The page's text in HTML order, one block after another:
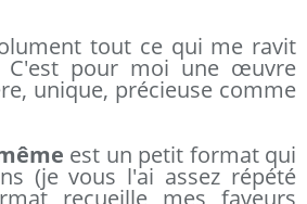
tout ce qui me ravit
C'est pour moi une œuvre
unique, précieuse comme
est un petit format qui
(je vous l'ai assez répété
recueille mes faveurs